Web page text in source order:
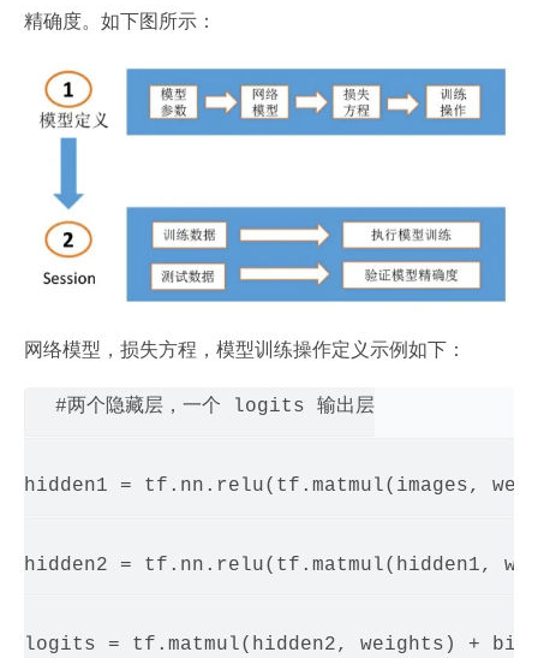
精确度。如下图所示：
网络模型，损失方程，模型训练操作定义示例如下：
#两个隐藏层，一个 logits 输出层
hidden1 = tf.nn.relu(tf.matmul(images,
hidden2 = tf.nn.relu(tf.matmul(hidden1,
logits = tf.matmul(hidden2, weights) +